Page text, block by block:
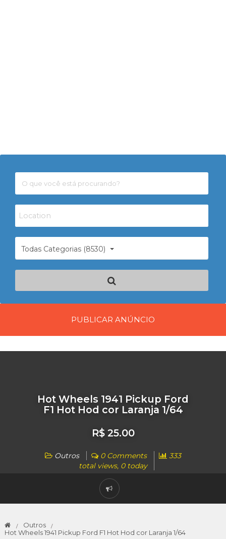
Todas Categorias (8530)
PUBLICAR ANÚNCIO
Hot Wheels 1941 Pickup Ford
F1 Hot Hod cor Laranja 1/64
R$ 25.00
Outros 0 Comments
333
total views, 0 today
Outros
Hot Wheels 1941 Pickup Ford F1 Hot Hod cor Laranja 1/64